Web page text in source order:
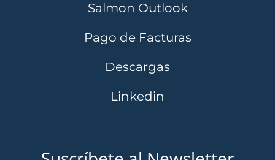
Salmon Outlook
Pago de Facturas
Descargas
Linkedin